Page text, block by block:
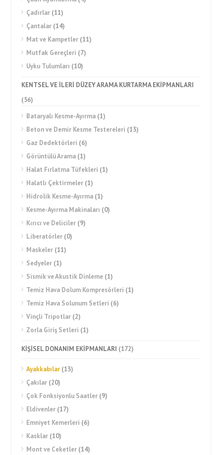
Çadırlar (11)
Çantalar (14)
Mat ve Kampetler (11)
Mutfak Gereçleri (7)
Uyku Tulumları (10)
KENTSEL VE İLERİ DÜZEY ARAMA KURTARMA EKİPMANLARI
(56)
Bataryalı Kesme-Ayırma (1)
Beton ve Demir Kesme Testereleri (13)
Gaz Dedektörleri (6)
Görüntülü Arama (1)
Halat Fırlatma Tüfekleri (1)
Halatlı Çektirmeler (1)
Hidrolik Kesme-Ayırma (1)
Kesme-Ayırma Makinaları (0)
Kırıcı ve Deliciler (9)
Liberatörler (0)
Maskeler (11)
Sedyeler (1)
Sismik ve Akustik Dinleme (1)
Temiz Hava Dolum Kompresörleri (1)
Temiz Hava Solunum Setleri (6)
Vinçli Tripotlar (2)
Zorla Giriş Setleri (1)
KİŞİSEL DONANIM EKİPMANLARI (172)
Ayakkabılar (13)
Çakılar (20)
Çok Fonksiyonlu Saatler (9)
Eldivenler (17)
Emniyet Kemerleri (6)
Kasklar (10)
Mont ve Ceketler (14)